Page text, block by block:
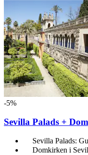
-5%
Sevilla Palads +
Sevilla Palads:
Domkirken i